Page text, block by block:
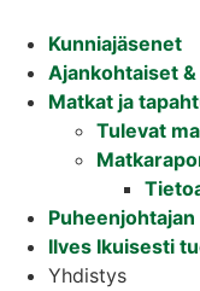
sisältöönKunniajäsenet
Ajankohtaiset
Matkat ja
Tulevat
Ilves Ikuisesti
Yhdistys